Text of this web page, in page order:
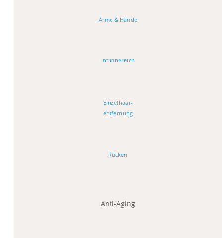
Arme & Hände
Intimbereich
Einzelhaar-
entfernung
Rücken
Anti-Aging